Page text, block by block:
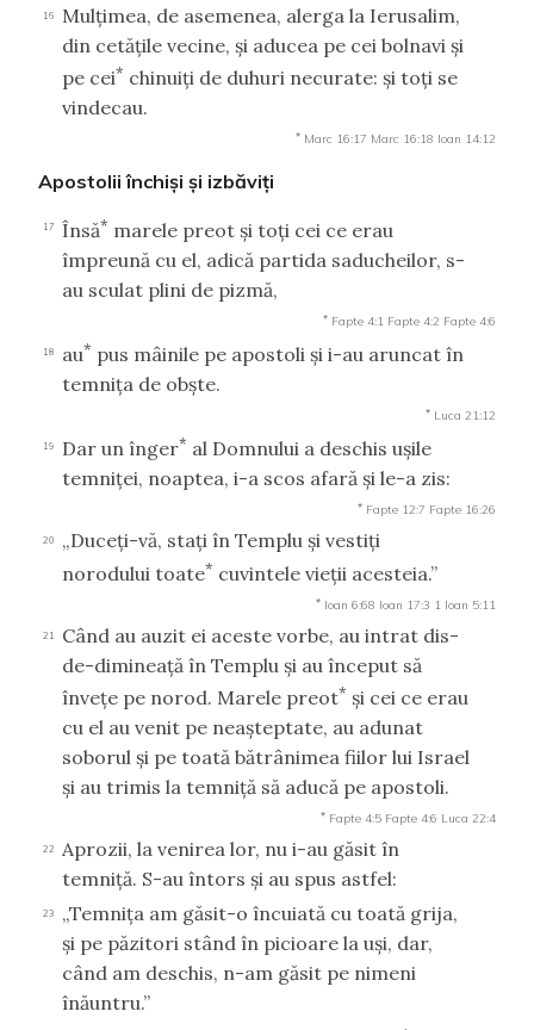
16
Mulţimea, de asemenea, alerga la Ierusalim,
din cetăţile vecine, şi aducea pe cei bolnavi şi
pe cei* chinuiţi de duhuri necurate: şi toţi se
vindecau.
* Marc 16:17 Marc 16:18 Ioan 14:12
Apostolii închişi şi izbăviţi
17 Însă* marele preot şi toţi cei ce erau
împreună cu el, adică partida saducheilor, s-
au sculat plini de pizmă,
* Fapte 4:1 Fapte 4:2 Fapte 4:6
18 au* pus mâinile pe apostoli şi i-au aruncat în
temniţa de obşte.
* Luca 21:12
19 Dar un înger* al Domnului a deschis uşile
temniţei, noaptea, i-a scos afară şi le-a zis:
* Fapte 12:7 Fapte 16:26
20
„Duceţi-vă, staţi în Templu şi vestiţi
norodului toate* cuvintele vieţii acesteia.”
* Ioan 6:68 Ioan 17:3 1 Ioan 5:11
21
Când au auzit ei aceste vorbe, au intrat dis-
de-dimineaţă în Templu şi au început să
înveţe pe norod. Marele preot* şi cei ce erau
cu el au venit pe neaşteptate, au adunat
soborul şi pe toată bătrânimea fiilor lui Israel
şi au trimis la temniţă să aducă pe apostoli.
* Fapte 4:5 Fapte 4:6 Luca 22:4
22
Aprozii, la venirea lor, nu i-au găsit în
temniţă. S-au întors şi au spus astfel:
23
„Temniţa am găsit-o încuiată cu toată grija,
şi pe păzitori stând în picioare la uşi, dar,
când am deschis, n-am găsit pe nimeni
înăuntru.”